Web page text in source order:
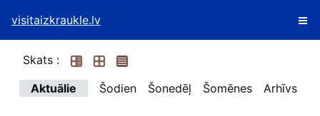
visitaizkraukle.lv
Skats :
Aktuālie
Šodien Šonedēļ Šomēnes Arhīvs